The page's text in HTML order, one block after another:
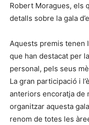
Robert Moragues, els
detalls sobre la gala
Aquests premis tenen
que han destacat per
personal, pels seus
La gran participació i
anteriors encoratja de
organitzar aquesta
renom de totes les